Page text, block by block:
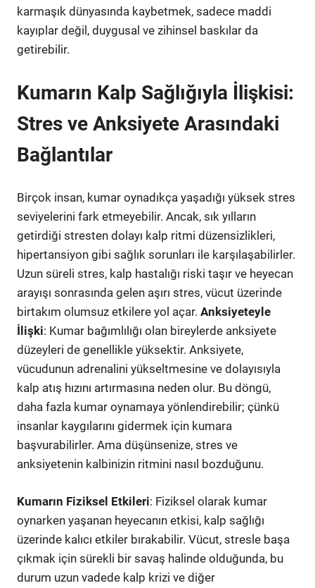
karmaşık dünyasında kaybetmek, sadece maddi
kayıplar değil, duygusal ve zihinsel baskılar da
getirebilir.
Kumarın Kalp Sağlığıyla İlişkisi:
Stres ve Anksiyete Arasındaki
Bağlantılar
Birçok insan, kumar oynadıkça yaşadığı yüksek stres
seviyelerini fark etmeyebilir. Ancak, sık yılların
getirdiği stresten dolayı kalp ritmi düzensizlikleri,
hipertansiyon gibi sağlık sorunları ile karşılaşabilirler.
Uzun süreli stres, kalp hastalığı riski taşır ve heyecan
arayışı sonrasında gelen aşırı stres, vücut üzerinde
birtakım olumsuz etkilere yol açar. Anksiyeteyle
İlişki: Kumar bağımlılığı olan bireylerde anksiyete
düzeyleri de genellikle yüksektir. Anksiyete,
vücudunun adrenalini yükseltmesine ve dolayısıyla
kalp atış hızını artırmasına neden olur. Bu döngü,
daha fazla kumar oynamaya yönlendirebilir; çünkü
insanlar kaygılarını gidermek için kumara
başvurabilirler. Ama düşünsenize, stres ve
anksiyetenin kalbinizin ritmini nasıl bozduğunu.
Kumarın Fiziksel Etkileri: Fiziksel olarak kumar
oynarken yaşanan heyecanın etkisi, kalp sağlığı
üzerinde kalıcı etkiler bırakabilir. Vücut, stresle başa
çıkmak için sürekli bir savaş halinde olduğunda, bu
durum uzun vadede kalp krizi ve diğer